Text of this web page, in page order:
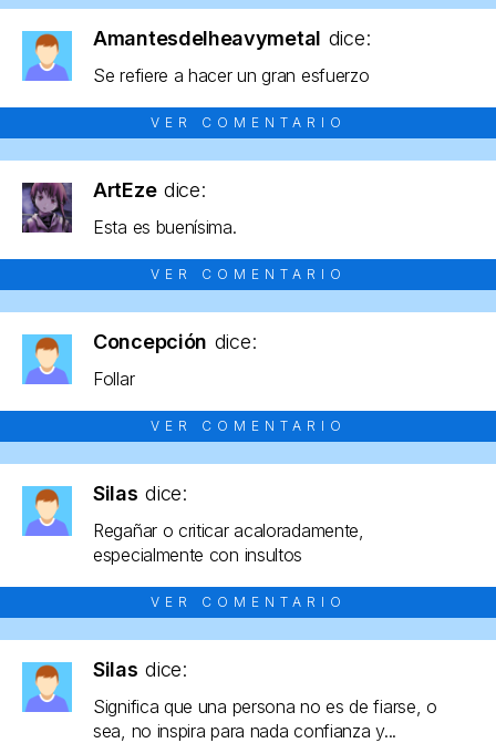
Amantesdelheavymetal dice:
Se refiere a hacer un gran esfuerzo
VER COMENTARIO
ArtEze dice:
Esta es buenísima.
VER COMENTARIO
Concepción dice:
Follar
VER COMENTARIO
Silas dice:
Regañar o criticar acaloradamente,
especialmente con insultos
VER COMENTARIO
Silas dice:
Significa que una persona no es de fiarse, o
sea, no inspira para nada confianza y...